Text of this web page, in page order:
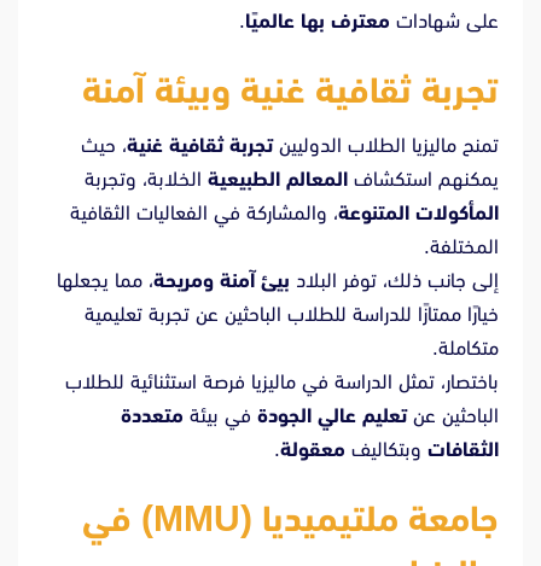
على شهادات معترف بها عالميًا.
تجربة ثقافية غنية وبيئة آمنة
تمنح ماليزيا الطلاب الدوليينتجربة ثقافية غنية، حيث
يمكنهم استكشاف المعالم الطبيعية الخلابة، وتجربة
المأكولات المتنوعة، والمشاركة في الفعاليات الثقافية
المختلفة.
إلى جانب ذلك، توفر البلاد بيئ آمنة ومريحة، مما يجعلها
خيارًا ممتازًا للدراسة للطلاب الباحثين عن تجربة تعليمية
متكاملة.
باختصار، تمثل الدراسة في ماليزيا فرصة استثنائية للطلاب
الباحثين عنتعليم عالي الجودة في بيئة متعددة
الثقافات وبتكاليف معقولة.
جامعة ملتيميديا (MMU) في